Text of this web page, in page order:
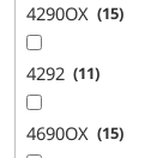
4290OX 15
4292 11
4690OX 15